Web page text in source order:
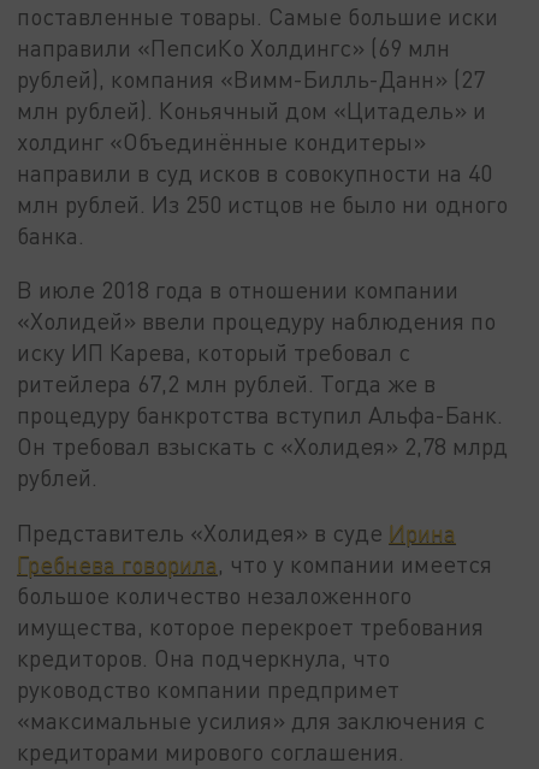
поставленные товары. Самые большие иски
направили «ПепсиКо Холдингс» (69 млн
рублей), компания «Вимм-Билль-Данн» (27
млн рублей). Коньячный дом «Цитадель» и
холдинг «Объединённые кондитеры»
направили в суд исков в совокупности на 40
млн рублей. Из 250 истцов не было ни одного
банка.
В июле 2018 года в отношении компании
«Холидей» ввели процедуру наблюдения по
иску ИП Карева, который требовал с
ритейлера 67,2 млн рублей. Тогда же в
процедуру банкротства вступил Альфа-Банк.
Он требовал взыскать с «Холидея» 2,78 млрд
рублей.
Представитель «Холидея» в суде Ирина
Гребнева говорила, что у компании имеется
большое количество незаложенного
имущества, которое перекроет требования
кредиторов. Она подчеркнула, что
руководство компании предпримет
«максимальные усилия» для заключения с
кредиторами мирового соглашения.